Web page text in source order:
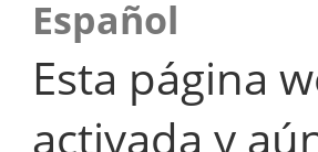
Español
Esta página
activada y